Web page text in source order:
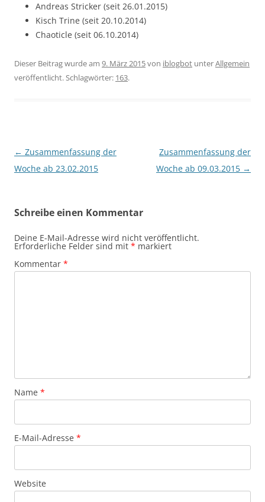
Andreas Stricker (seit 26.01.2015)
Kisch Trine (seit 20.10.2014)
Chaoticle (seit 06.10.2014)
Dieser Beitrag wurde am 9. März 2015von iblogbot unterAllgemein
veröffentlicht. Schlagwörter: 163.
Beitragsnavigation
← Zusammenfassung der
Woche ab 23.02.2015
Zusammenfassung der
Woche ab 09.03.2015 →
Schreibe einen Kommentar
Deine E-Mail-Adresse wird nicht veröffentlicht.
Erforderliche Felder sind mit * markiert
Kommentar *
Name *
E-Mail-Adresse *
Website